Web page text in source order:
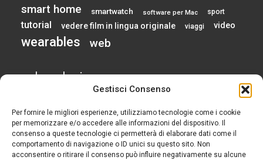
Gestisci Consenso
Per fornire le migliori esperienze, utilizziamo tecnologie come i cookie
per memorizzare e/o accedere alle informazioni del dispositivo. Il
consenso a queste tecnologie ci permetterà di elaborare dati come il
comportamento di navigazione o ID unici su questo sito. Non
acconsentire o ritirare il consenso può influire negativamente su alcune
smart home smartwatch software per Mac sport
tutorial vedere film in lingua originale viaggi video
wearables web
calendario
AGOSTO 2026
L M M G V S